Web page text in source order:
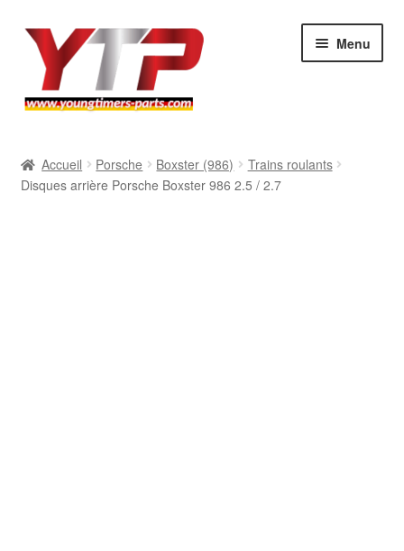
Aller
navigation
Aller
contenu
Menu
BMW
Accueil Porsche Boxster (986)
Trains roulants
Disques arrière Porsche Boxster 986 2.5 / 2.7